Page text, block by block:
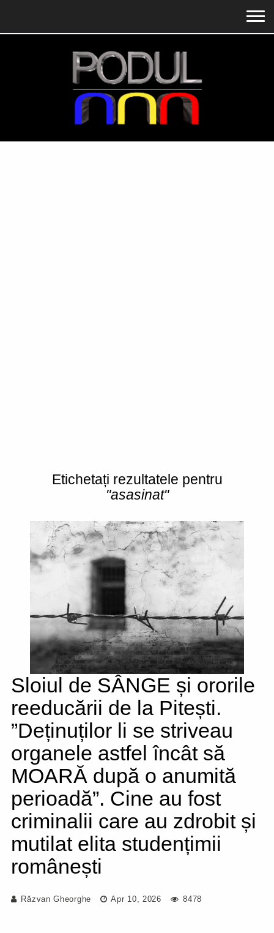
Etichetați rezultatele pentru
"asasinat"
Sloiul de SÂNGE și ororile
reeducării de la Pitești.
”Deținuților li se striveau
organele astfel încât să
MOARĂ după o anumită
perioadă”. Cine au fost
criminalii care au zdrobit și
mutilat elita studențimii
românești
Răzvan Gheorghe Apr 10, 2026 8478